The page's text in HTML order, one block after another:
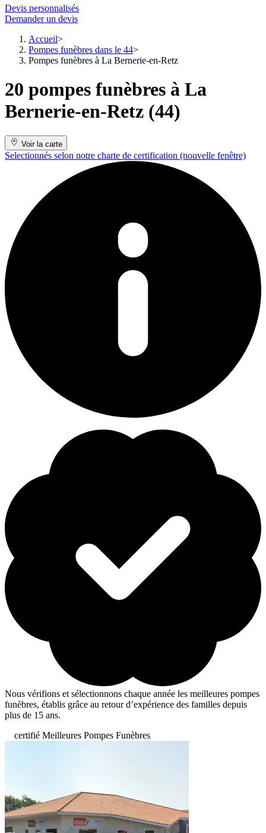
Devis personnalisés
Demander un devis
Accueil
Pompes funèbres dans le 44
Pompes funèbres à La Bernerie-en-Retz
20 pompes funèbres à La
Bernerie-en-Retz (44)
Voir la carte
Selectionnés selon notre charte de certification (nouvelle fenêtre)
Nous vérifions et sélectionnons chaque année les meilleures pompes
funèbres, établis grâce au retour d’expérience des familles depuis
plus de 15 ans.
certifié Meilleures Pompes Funèbres